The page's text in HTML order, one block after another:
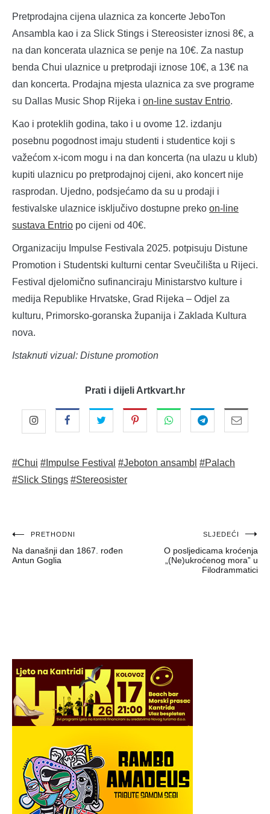
Pretprodajna cijena ulaznica za koncerte JeboTon
Ansambla kao i za Slick Stings i Stereosister iznosi 8€, a
na dan koncerata ulaznica se penje na 10€. Za nastup
benda Chui ulaznice u pretprodaji iznose 10€, a 13€ na
dan koncerta. Prodajna mjesta ulaznica za sve programe
su Dallas Music Shop Rijeka i on-line sustav Entrio.
Kao i proteklih godina, tako i u ovome 12. izdanju
posebnu pogodnost imaju studenti i studentice koji s
važećom x-icom mogu i na dan koncerta (na ulazu u klub)
kupiti ulaznicu po pretprodajnoj cijeni, ako koncert nije
rasprodan. Ujedno, podsjećamo da su u prodaji i
festivalske ulaznice isključivo dostupne preko on-line
sustava Entrio po cijeni od 40€.
Organizaciju Impulse Festivala 2025. potpisuju Distune
Promotion i Studentski kulturni centar Sveučilišta u Rijeci.
Festival djelomično sufinanciraju Ministarstvo kulture i
medija Republike Hrvatske, Grad Rijeka – Odjel za
kulturu, Primorsko-goranska županija i Zaklada Kultura
nova.
Istaknuti vizual: Distune promotion
Prati i dijeli Artkvart.hr
#Chui #Impulse Festival #Jeboton ansambl #Palach
#Slick Stings #Stereosister
Navigacija
objava
PRETHODNI
Na današnji dan 1867. rođen
Antun Goglia
SLJEDEĆI
O posljedicama kroćenja
„(Ne)ukroćenog mora” u
Filodrammatici